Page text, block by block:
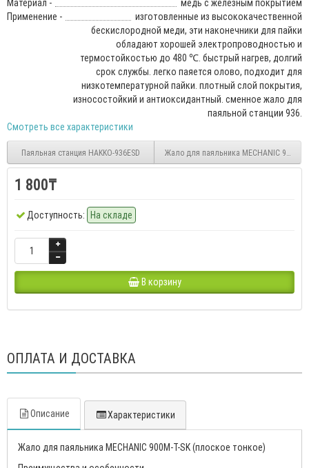
Материал -
медь с железным покрытием
Применение -
изготовленные из высококачественной
бескислородной меди, эти наконечники для пайки
обладают хорошей электропроводностью и
термостойкостью до 480 ℃. быстрый нагрев, долгий
срок службы. легко паяется олово, подходит для
низкотемпературной пайки. плотный слой покрытия,
износостойкий и антиоксидантный. сменное жало для
паяльной станции 936.
Смотреть все характеристики
Паяльная станция HAKKO-936ESD Жало для паяльника MECHANIC 900M-
1 800₸
Доступность: На складе
В корзину
ОПЛАТА И ДОСТАВКА
Описание Характеристики
Жало для паяльника MECHANIC 900M-T-SK (плоское тонкое)